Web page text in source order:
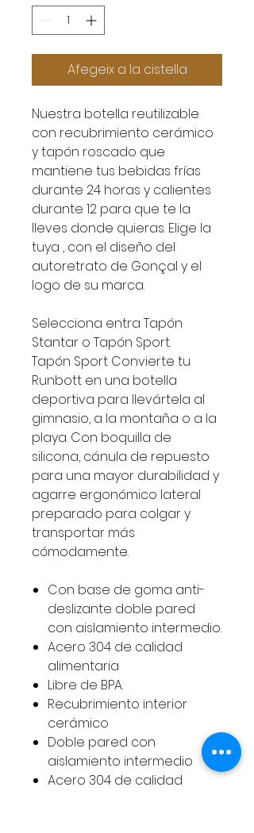
Afegeix a la cistella
Nuestra botella reutilizable
con recubrimiento cerámico
y tapón roscado que
mantiene tus bebidas frías
durante 24 horas y calientes
durante 12 para que te la
lleves donde quieras. Elige la
tuya , con el diseño del
autoretrato de Gonçal y el
logo de su marca.
Selecciona entra Tapón
Stantar o Tapón Sport.
Tapón Sport Convierte tu
Runbott en una botella
deportiva para llevártela al
gimnasio, a la montaña o a la
playa. Con boquilla de
silicona, cánula de repuesto
para una mayor durabilidad y
agarre ergonómico lateral
preparado para colgar y
transportar más
cómodamente.
Con base de goma anti-
deslizante doble pared
con aislamiento intermedio.
Acero 304 de calidad
alimentaria
Libre de BPA.
Recubrimiento interior
cerámico
Doble pared con
aislamiento intermedio
Acero 304 de calidad